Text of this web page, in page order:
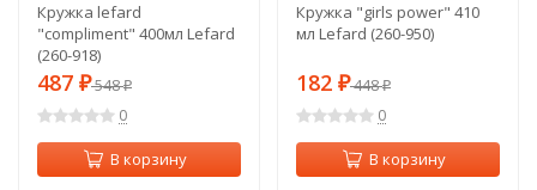
Кружка lefard
"compliment" 400мл Lefard
(260-918)
487 ₽548₽
0
В корзину
Кружка "girls power" 410
мл Lefard (260-950)
182 ₽448₽
0
В корзину